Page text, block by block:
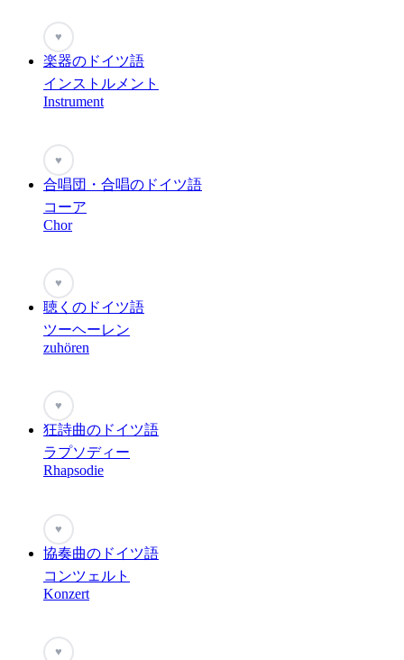
♥
楽器のドイツ語
インストルメント
Instrument
♥
合唱団・合唱のドイツ語
コーア
Chor
♥
聴くのドイツ語
ツーヘーレン
zuhören
♥
狂詩曲のドイツ語
ラプソディー
Rhapsodie
♥
協奏曲のドイツ語
コンツェルト
Konzert
♥